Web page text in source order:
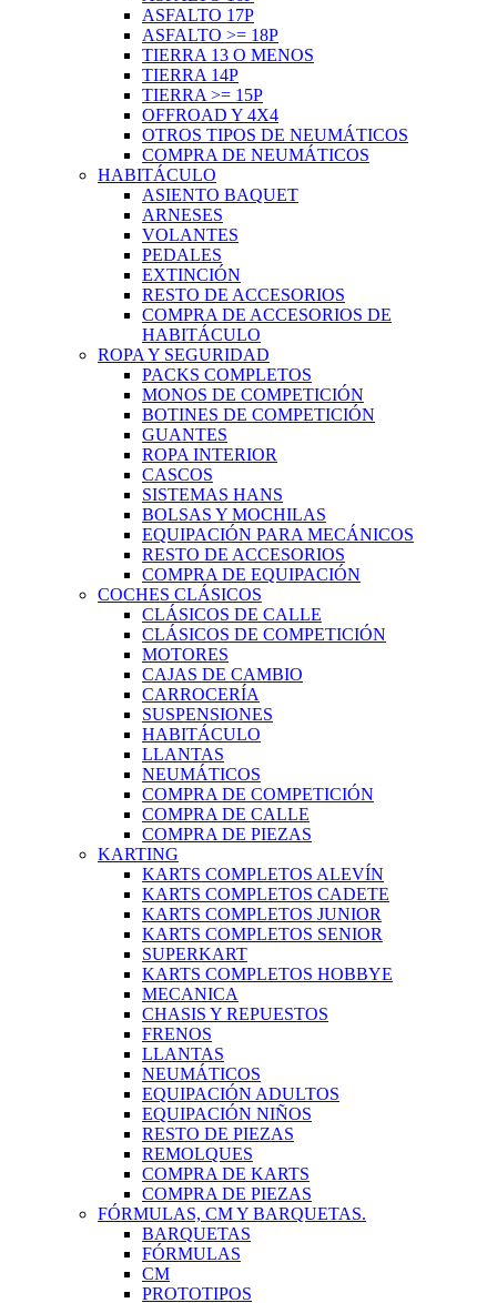
ASFALTO 17P
ASFALTO >= 18P
TIERRA 13 O MENOS
TIERRA 14P
TIERRA >= 15P
OFFROAD Y 4X4
OTROS TIPOS DE NEUMÁTICOS
COMPRA DE NEUMÁTICOS
HABITÁCULO
ASIENTO BAQUET
ARNESES
VOLANTES
PEDALES
EXTINCIÓN
RESTO DE ACCESORIOS
COMPRA DE ACCESORIOS DE
HABITÁCULO
ROPA Y SEGURIDAD
PACKS COMPLETOS
MONOS DE COMPETICIÓN
BOTINES DE COMPETICIÓN
GUANTES
ROPA INTERIOR
CASCOS
SISTEMAS HANS
BOLSAS Y MOCHILAS
EQUIPACIÓN PARA MECÁNICOS
RESTO DE ACCESORIOS
COMPRA DE EQUIPACIÓN
COCHES CLÁSICOS
CLÁSICOS DE CALLE
CLÁSICOS DE COMPETICIÓN
MOTORES
CAJAS DE CAMBIO
CARROCERÍA
SUSPENSIONES
HABITÁCULO
LLANTAS
NEUMÁTICOS
COMPRA DE COMPETICIÓN
COMPRA DE CALLE
COMPRA DE PIEZAS
KARTING
KARTS COMPLETOS ALEVÍN
KARTS COMPLETOS CADETE
KARTS COMPLETOS JUNIOR
KARTS COMPLETOS SENIOR
SUPERKART
KARTS COMPLETOS HOBBYE
MECANICA
CHASIS Y REPUESTOS
FRENOS
LLANTAS
NEUMÁTICOS
EQUIPACIÓN ADULTOS
EQUIPACIÓN NIÑOS
RESTO DE PIEZAS
REMOLQUES
COMPRA DE KARTS
COMPRA DE PIEZAS
FÓRMULAS, CM Y BARQUETAS.
BARQUETAS
FÓRMULAS
CM
PROTOTIPOS